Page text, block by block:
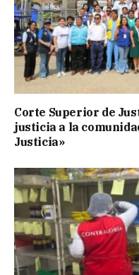
Corte Superior de
justicia a la
Justicia»